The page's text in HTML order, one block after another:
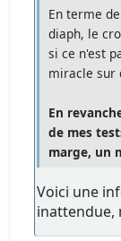
En terme
diaph, le
si ce n'est
miracle sur
En
de mes
marge, un
Voici une
inattendue,